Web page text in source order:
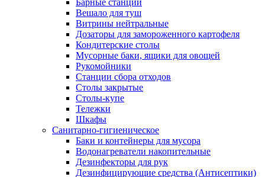
Барные станции
Вешало для туш
Витрины нейтральные
Дозаторы для замороженного картофеля
Кондитерские столы
Мусорные баки, ящики для овощей
Рукомойники
Станции сбора отходов
Столы закрытые
Столы-купе
Тележки
Шкафы
Санитарно-гигиеническое
Баки и контейнеры для мусора
Водонагреватели накопительные
Дезинфекторы для рук
Дезинфицирующие средства (Антисептики)